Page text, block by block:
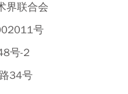
界联合会
号
号-2
34号